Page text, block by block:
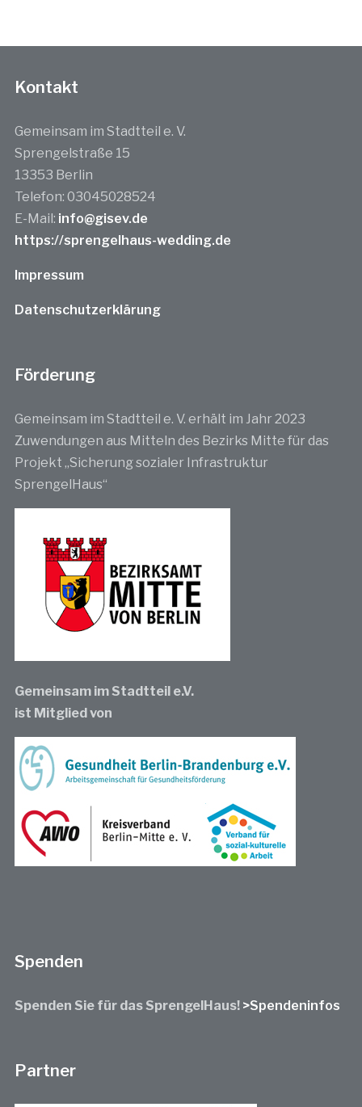
Kontakt
Gemeinsam im Stadtteil e. V.
Sprengelstraße 15
13353 Berlin
Telefon: 03045028524
E-Mail: info@gisev.de
https://sprengelhaus-wedding.de
Impressum
Datenschutzerklärung
Förderung
Gemeinsam im Stadtteil e. V. erhält im Jahr 2023
Zuwendungen aus Mitteln des Bezirks Mitte für das
Projekt „Sicherung sozialer Infrastruktur
SprengelHaus“
Gemeinsam im Stadtteil e.V.
ist Mitglied von
Spenden
Spenden Sie für das SprengelHaus! >Spendeninfos
Partner